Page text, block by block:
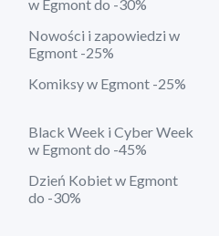
w Egmont do -30%
Nowości i zapowiedzi w
Egmont -25%
Komiksy w Egmont -25%
Black Week i Cyber Week
w Egmont do -45%
Dzień Kobiet w Egmont
do -30%